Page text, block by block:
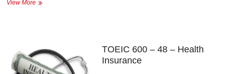
View MoreTOEIC
Hospitals
TOEIC 600 – 48 – Health
Insurance